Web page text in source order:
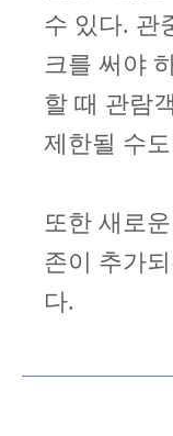
수 있다. 관
크를 써야
할 때 관람
제한될 수
또한 새로
존이 추가
다.